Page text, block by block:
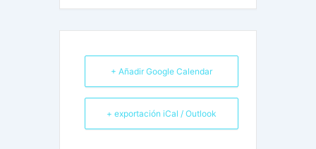
+ Añadir Google Calendar
+ exportación iCal / Outlook